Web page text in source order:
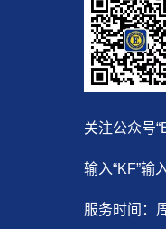
关注公众号
输入“KF”输
服务时间：